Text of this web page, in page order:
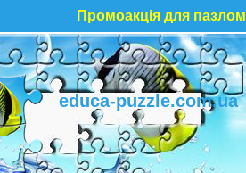
Промоакція для
educa-puzzle.com.ua